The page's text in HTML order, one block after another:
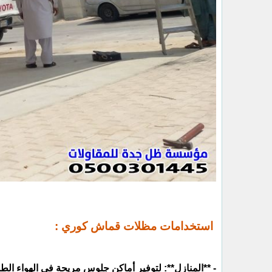
استخدامات مظلات قماش كوري :
- **المنازل**: لتوفير أماكن جلوس مريحة في الهواء